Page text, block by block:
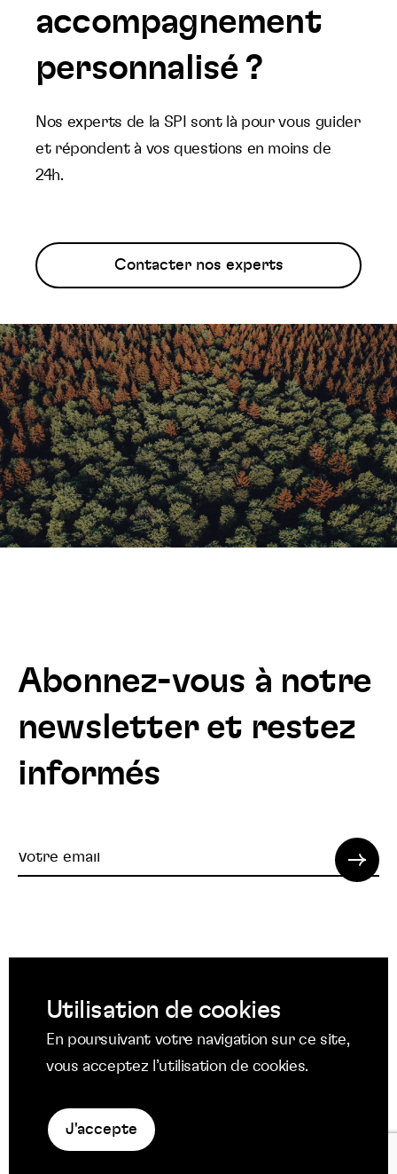
accompagnement
personnalisé ?
Nos experts de la SPI sont là pour vous guider
et répondent à vos questions en moins de
24h.
Contacter nos experts
Abonnez-vous à notre
newsletter et restez
informés
Votre
nous
sur
Suivez
nous
nous
sur
nous
sur
Mentions légales
Politique en matière de cookies
Utilisation de cookies
En poursuivant votre navigation sur ce site,
vous acceptez l’utilisation de cookies.
J'accepte